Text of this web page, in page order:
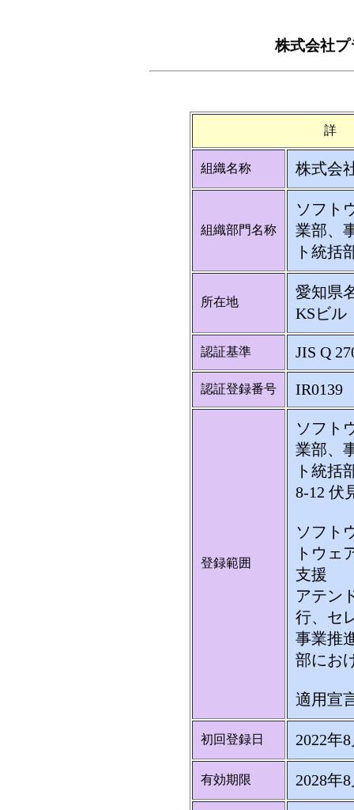
株式会社
詳
組織名称 株式会
組織部門名称
ソフト
業部、
ト統括
所在地
愛知県
KSビル
認証基準 JIS Q
認証登録番号 IR0139
登録範囲
ソフト
業部、
ト統括
8-12 伏
ソフト
トウェ
支援
アテン
行、セ
事業推
部にお
適用宣
初回登録日 2022年
有効期限 2028年